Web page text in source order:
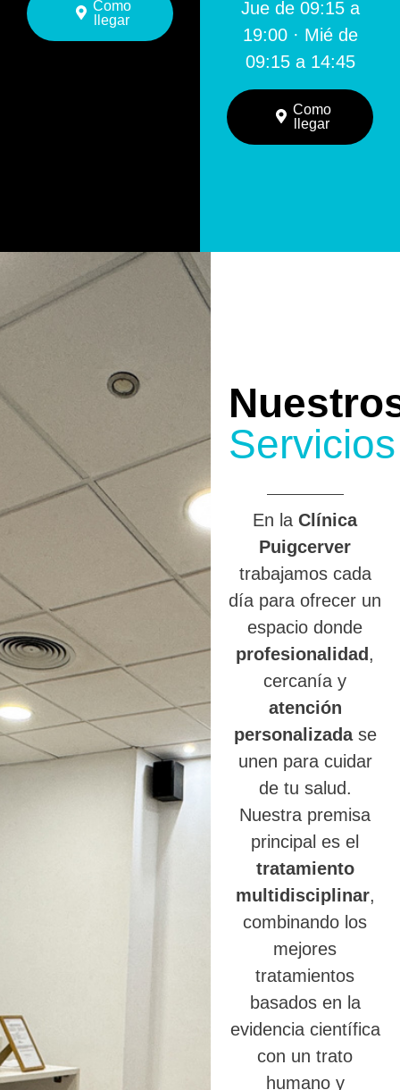
Como
llegar
Jue de 09:15 a
19:00 · Mié de
09:15 a 14:45
Como
llegar
Servicios
En laClínica
Puigcerver
trabajamos cada
día para ofrecer un
espacio donde
profesionalidad ,
cercanía y
atención
personalizadase
unen para cuidar
de tu salud.
Nuestra premisa
principal es el
tratamiento
multidisciplinar,
combinando los
mejores
tratamientos
basados en la
evidencia científica
con un trato
humano y